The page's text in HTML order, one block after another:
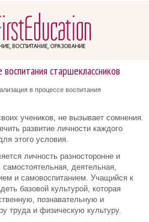
старшеклассников
в процессе воспитания
учеников, не вызывает сомнения.
развитие личности каждого
этого условия.
личность разносторонне и
самостоятельная, деятельная,
и самовоспитанием. Учащийся к
базовой культурой, которая
познавательную и
труда и физическую культуру.